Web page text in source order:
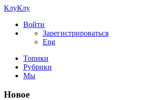
КлуКлу
Войти
Зарегистрироваться
Eng
Топики
Рубрики
Мы
Новое